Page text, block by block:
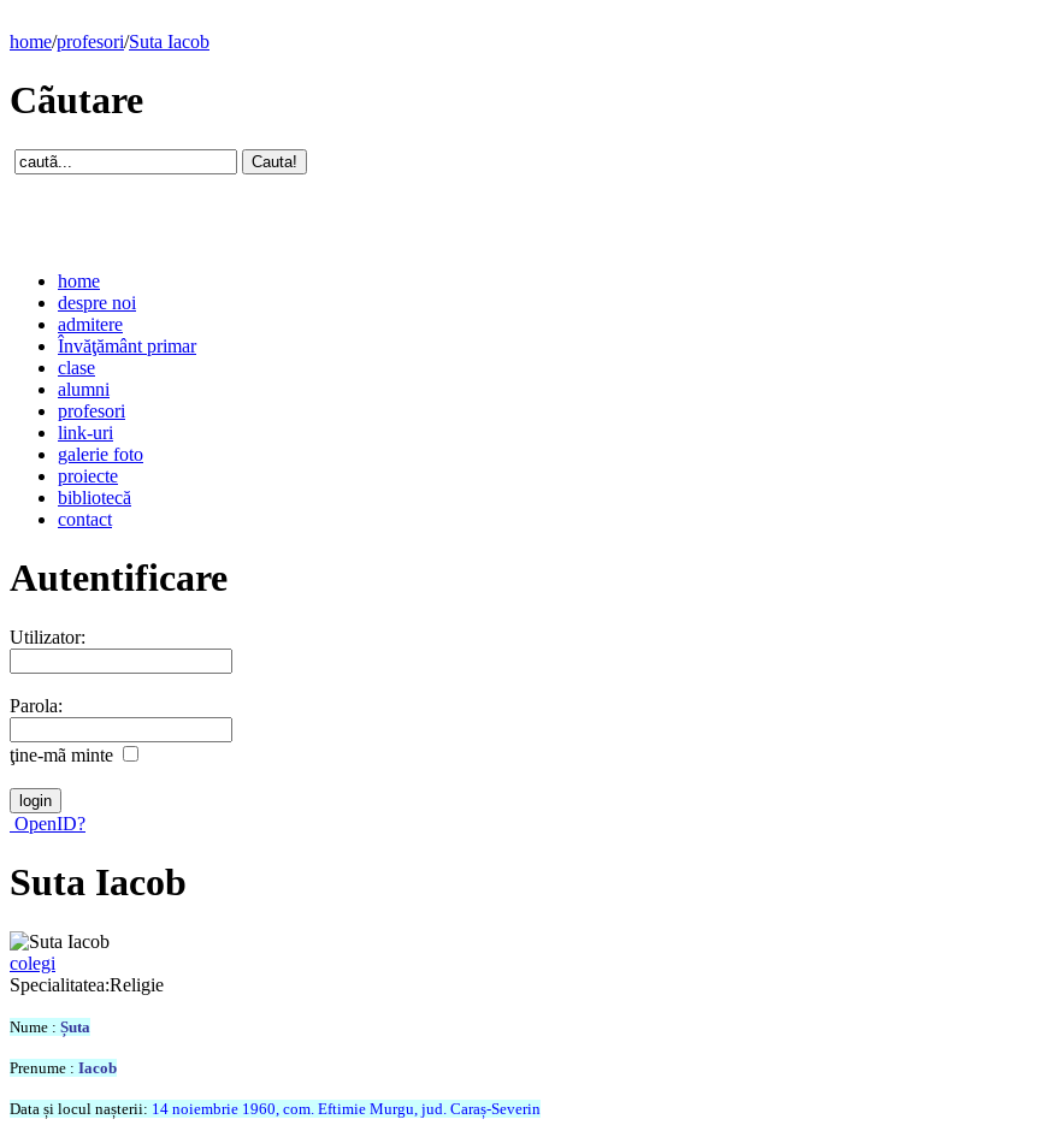
home/profesori/Suta Iacob
Cãutare
home
despre noi
admitere
Învăţământ primar
clase
alumni
profesori
link-uri
galerie foto
proiecte
bibliotecă
contact
Autentificare
Utilizator:
Parola:
ţine-mã minte
OpenID?
Suta Iacob
colegi
Specialitatea:Religie
Nume : Șuta
Prenume : Iacob
Data și locul nașterii: 14 noiembrie 1960, com. Eftimie Murgu, jud. Caraș-Severin